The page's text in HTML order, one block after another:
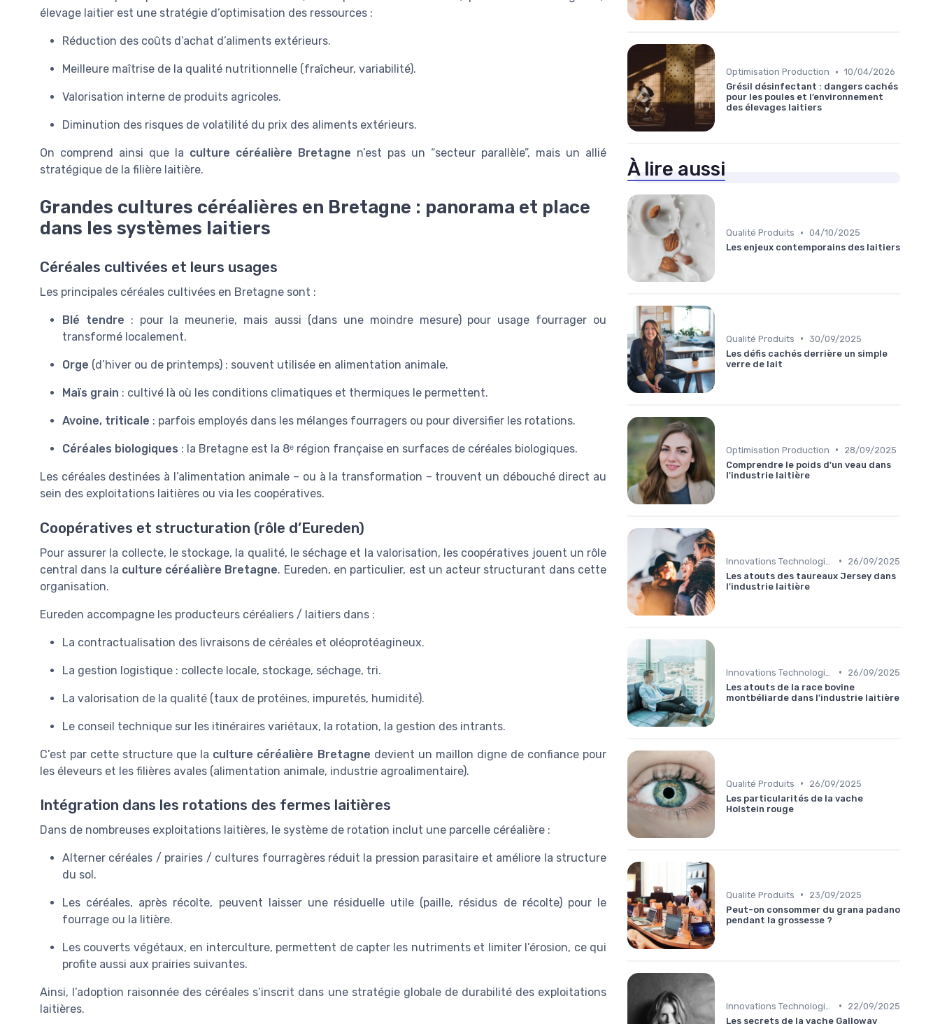
élevage laitier est une stratégie d’optimisation des ressources :
Réduction des coûts d’achat d’aliments extérieurs.
Meilleure maîtrise de la qualité nutritionnelle (fraîcheur, variabilité).
Valorisation interne de produits agricoles.
Diminution des risques de volatilité du prix des aliments extérieurs.
On comprend ainsi que la culture céréalière Bretagne n’est pas un “secteur parallèle”, mais un allié
stratégique de la filière laitière.
Grandes cultures céréalières en Bretagne : panorama et place
dans les systèmes laitiers
Céréales cultivées et leurs usages
Les principales céréales cultivées en Bretagne sont :
Blé tendre : pour la meunerie, mais aussi (dans une moindre mesure) pour usage fourrager ou
transformé localement.
Orge (d’hiver ou de printemps) : souvent utilisée en alimentation animale.
Maïs grain : cultivé là où les conditions climatiques et thermiques le permettent.
Avoine, triticale : parfois employés dans les mélanges fourragers ou pour diversifier les rotations.
Céréales biologiques : la Bretagne est la 8ᵉ région française en surfaces de céréales biologiques.
Les céréales destinées à l’alimentation animale – ou à la transformation – trouvent un débouché direct au
sein des exploitations laitières ou via les coopératives.
Coopératives et structuration (rôle d’Eureden)
Pour assurer la collecte, le stockage, la qualité, le séchage et la valorisation, les coopératives jouent un rôle
central dans la culture céréalière Bretagne. Eureden, en particulier, est un acteur structurant dans cette
organisation.
Eureden accompagne les producteurs céréaliers / laitiers dans :
La contractualisation des livraisons de céréales et oléoprotéagineux.
La gestion logistique : collecte locale, stockage, séchage, tri.
La valorisation de la qualité (taux de protéines, impuretés, humidité).
Le conseil technique sur les itinéraires variétaux, la rotation, la gestion des intrants.
C’est par cette structure que la culture céréalière Bretagne devient un maillon digne de confiance pour
les éleveurs et les filières avales (alimentation animale, industrie agroalimentaire).
Intégration dans les rotations des fermes laitières
Dans de nombreuses exploitations laitières, le système de rotation inclut une parcelle céréalière :
Alterner céréales / prairies / cultures fourragères réduit la pression parasitaire et améliore la structure
du sol.
Les céréales, après récolte, peuvent laisser une résiduelle utile (paille, résidus de récolte) pour le
fourrage ou la litière.
Les couverts végétaux, en interculture, permettent de capter les nutriments et limiter l’érosion, ce qui
profite aussi aux prairies suivantes.
Ainsi, l’adoption raisonnée des céréales s’inscrit dans une stratégie globale de durabilité des exploitations
laitières.
Optimisation Production • 10/04/2026
Grésil désinfectant : dangers cachés
pour les poules et l’environnement
des élevages laitiers
À lire aussi
Qualité Produits • 04/10/2025
Les enjeux contemporains des laitiers
Qualité Produits • 30/09/2025
Les défis cachés derrière un simple
verre de lait
Optimisation Production •
28/09/2025
Comprendre le poids d'un veau dans
l'industrie laitière
•
26/09/2025
Les atouts des taureaux Jersey dans
l'industrie laitière
•
26/09/2025
Les atouts de la race bovine
montbéliarde dans l'industrie laitière
Qualité Produits •
26/09/2025
Les particularités de la vache
Holstein rouge
Qualité Produits •
23/09/2025
Peut-on consommer du grana padano
pendant la grossesse ?
•
22/09/2025
Les secrets de la vache Galloway